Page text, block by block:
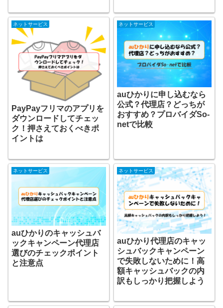
ネットサービス
PayPayフリマのアプリを
ダウンロードしてチェッ
ク！押さえておくべきポ
イントは
ネットサービス
auひかりに申し込むなら
公式？代理店？どっちが
おすすめ？プロバイダSo-
netで比較
ネットサービス
auひかりのキャッシュバ
ックキャンペーン代理店
選びのチェックポイント
と注意点
ネットサービス
auひかり代理店のキャッ
シュバックキャンペーン
で失敗しないために！高
額キャッシュバックの内
訳もしっかり把握しよう